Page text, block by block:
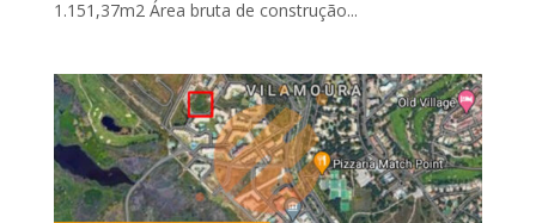
1.151,37m2 Área bruta de construção...